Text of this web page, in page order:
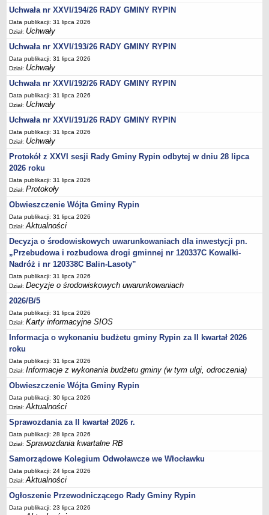
Lista kandydatów spełniających wymagania formalne w naborach na
wolne stanowiska urzędnicze
Wyniki naboru na wolne stanowiska urzędnicze
Petycje
Sygnaliści
Galeria
Raporty o stanie dostępności
Wnioski
Struktura organizacyjna
Rada gminy
Wójt
Urząd gminy
Jednostki organizacyjne, GOPS, Instytucja kultury, OSP
Jednostki pomocnicze - sołectwa
Plan pracy komisji rewizyjnej
Sesje Rady Gminy Rypin
PRAWO LOKALNE
Statut
Strategia rozwoju
Projekty uchwał
Protokoły
Imienne wykazy głosowań radnych
Postać dokumentów
Akty Prawne, Dzienniki Ustaw, Monitory Polskie
Prawo miejscowe
Zarządzenia
Studium uwarunkowań i kierunków zagospodarowania
przestrzennego
Dane przestrzenne - MPZP
Stałe obwody głosowania, numery, granice oraz siedziby
obwodowych komisji wyborczych, opis granic okręgów wyborczych
Plan ogólny gminy Rypin
Uchwała nr XXVI/194/26 RADY GMINY RYPIN
Data publikacji: 31 lipca 2026
Dział: Uchwały
Uchwała nr XXVI/193/26 RADY GMINY RYPIN
Data publikacji: 31 lipca 2026
Dział: Uchwały
Uchwała nr XXVI/192/26 RADY GMINY RYPIN
Data publikacji: 31 lipca 2026
Dział: Uchwały
Uchwała nr XXVI/191/26 RADY GMINY RYPIN
Data publikacji: 31 lipca 2026
Dział: Uchwały
Protokół z XXVI sesji Rady Gminy Rypin odbytej w dniu 28 lipca
2026 roku
Data publikacji: 31 lipca 2026
Dział:Protokoły
Obwieszczenie Wójta Gminy Rypin
Data publikacji: 31 lipca 2026
Dział:Aktualności
Decyzja o środowiskowych uwarunkowaniach dla inwestycji pn.
„Przebudowa i rozbudowa drogi gminnej nr 120337C Kowalki-
Nadróż i nr 120338C Balin-Lasoty”
Data publikacji: 31 lipca 2026
Dział:Decyzje o środowiskowych uwarunkowaniach
2026/B/5
Data publikacji: 31 lipca 2026
Dział:Karty informacyjne SIOS
Informacja o wykonaniu budżetu gminy Rypin za II kwartał 2026
roku
Data publikacji: 31 lipca 2026
Dział:Informacje z wykonania budżetu gminy (w tym ulgi, odroczenia)
Obwieszczenie Wójta Gminy Rypin
Data publikacji: 30 lipca 2026
Dział:Aktualności
Sprawozdania za II kwartał 2026 r.
Data publikacji: 28 lipca 2026
Dział:Sprawozdania kwartalne RB
Samorządowe Kolegium Odwoławcze we Włocławku
Data publikacji: 24 lipca 2026
Dział:Aktualności
Ogłoszenie Przewodniczącego Rady Gminy Rypin
Data publikacji: 23 lipca 2026